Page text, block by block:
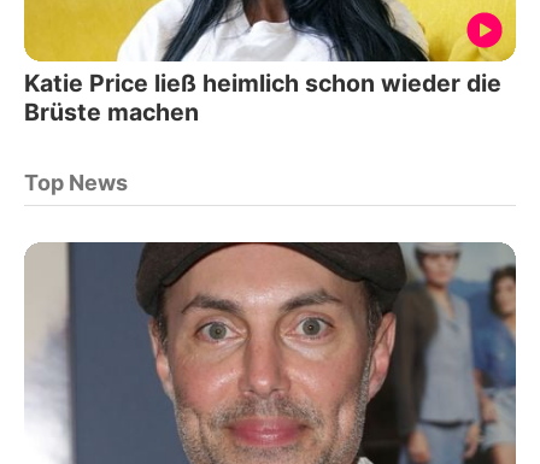
Katie Price ließ heimlich schon wieder die
Brüste machen
Top News